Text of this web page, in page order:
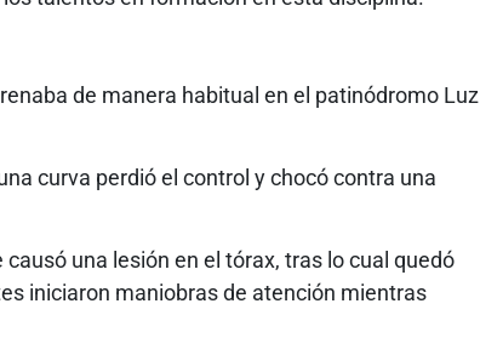
de manera habitual en el patinódromo Luz
curva perdió el control y chocó contra una
una lesión en el tórax, tras lo cual quedó
iniciaron maniobras de atención mientras